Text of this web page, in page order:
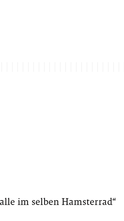
im selben Hamsterrad“